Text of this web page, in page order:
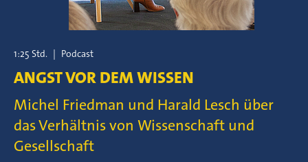
1:25 Std. | Podcast
ANGST VOR DEM WISSEN
Michel Friedman und Harald Lesch über
das Verhältnis von Wissenschaft und
Gesellschaft